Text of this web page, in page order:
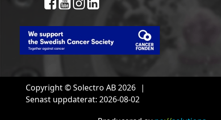
Copyright © Solectro AB 2026 |
Senast uppdaterat: 2026-08-02